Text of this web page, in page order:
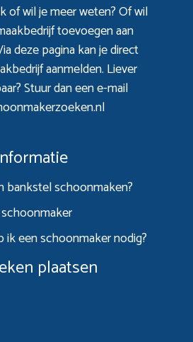
of wil je meer weten? Of wil
toevoegen aan
deze paginakan je direct
aanmelden. Liever
Stuur dan een e-mail
bankstel schoonmaken?
ik een schoonmaker nodig?
plaatsen